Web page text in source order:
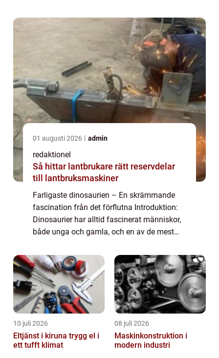
01 augusti 2026 admin
redaktionel
Så hittar lantbrukare rätt reservdelar
till lantbruksmaskiner
Farligaste dinosaurien – En skrämmande
fascination från det förflutna Introduktion:
Dinosaurier har alltid fascinerat människor,
både unga och gamla, och en av de mest
vilken dinosaurie som var den farligast...
10 juli 2026
Eltjänst i kiruna trygg el i
ett tufft klimat
08 juli 2026
Maskinkonstruktion i
modern industri